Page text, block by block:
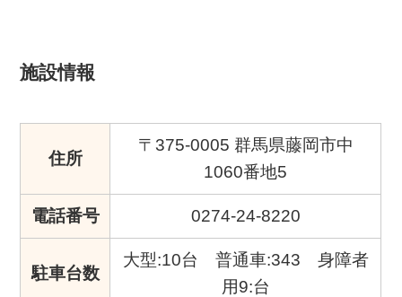
施設情報
住所
〒375-0005 群馬県藤岡市中
1060番地5
電話番号 0274-24-8220
駐車台数
大型:10台 普通車:343 身障者
用9:台